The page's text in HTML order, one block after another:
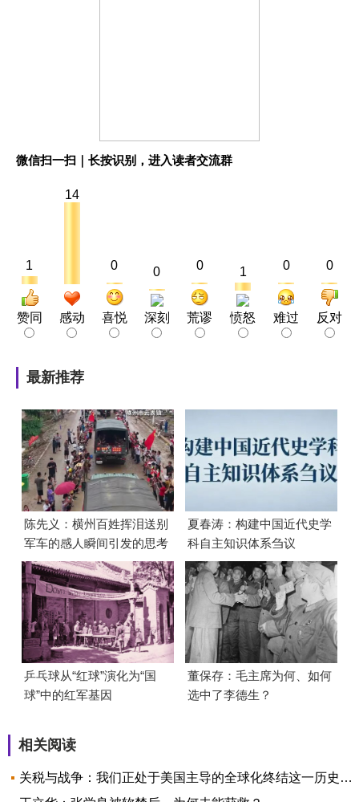
微信扫一扫｜长按识别，进入读者交流群
1
赞同
14
感动
0
喜悦
0
深刻
0
荒谬
1
愤怒
0
难过
0
反对
最新推荐
陈先义：横州百姓挥泪送别
军车的感人瞬间引发的思考
夏春涛：构建中国近代史学
科自主知识体系刍议
乒乓球从“红球”演化为“国
球”中的红军基因
董保存：毛主席为何、如何
选中了李德生？
相关阅读
关税与战争：我们正处于美国主导的全球化终结这一历史性转折点